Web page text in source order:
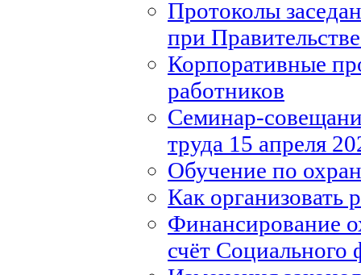
Протоколы
при
Корпоративные
работников
Семинар-
труда 15 апреля
Обучение по
Как организовать
Финансирование
счёт Социального